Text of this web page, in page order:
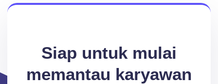
Siap untuk mulai
memantau karyawan